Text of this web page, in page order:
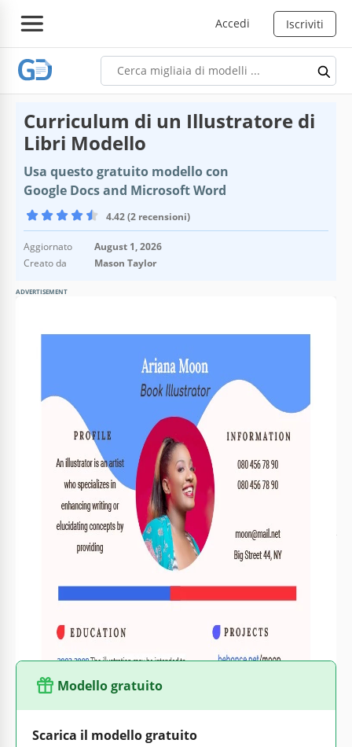
Accedi Iscriviti
Curriculum di un Illustratore di
Libri Modello
Usa questo gratuito modello con
Google Docs and Microsoft Word
4.42 (2 recensioni)
Aggiornato
August 1, 2026
Creato da
Mason Taylor
ADVERTISEMENT
Specifiche del modello
Creato
February 10, 2022
Ultimo aggiornamento
August 1, 2026
Community
Aggiunto alle raccolte da 3 Utenti
Statistiche di utilizzo
3 download questo mese
Informazioni su questo modello
Se sei un illustratore di libri in cerca di lavoro, ecco un CV
che può aiutarti ad accelerare questo processo. Il design
unico del CV assicura che il tuo potenziale datore di lavoro si
ricordi di te. È fondamentale distinguersi dalla massa
quando si cerca lavoro. E il nostro CV ti aiuterà certamente a
Modello gratuito
Scarica il modello gratuito